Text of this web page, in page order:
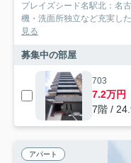
プレイズシード名駅北：名
機・洗面所独立など充実し
見る
募集中の部屋
703
7.2万円
7階 /
アパート